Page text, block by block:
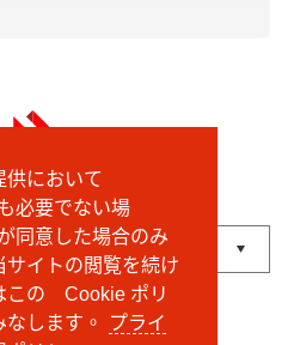
供において
必要でない場
同意した場合のみ
イトの閲覧を続け
この Cookie ポリ
します。
プライ
(繁體) にほんご
Translate
Company Co., Ltd.